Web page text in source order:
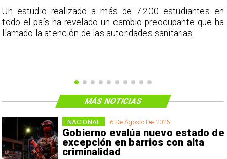
Un estudio realizado a más de 7.200 estudiantes en
todo el país ha revelado un cambio preocupante que ha
llamado la atención de las autoridades sanitarias.
6 De Agosto De 2026
Gobierno evalúa nuevo estado de
excepción en barrios con alta
criminalidad
NACIONAL
MÁS NOTICIAS